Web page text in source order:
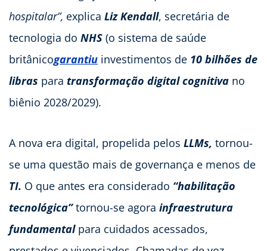
hospitalar”, explica Liz Kendall, secretária de
tecnologia do NHS (o sistema de saúde
britânicogarantiu investimentos de 10 bilhões de
libras para transformação digital cognitiva no
biênio 2028/2029).
A nova era digital, propelida pelos LLMs, tornou-
se uma questão mais de governança e menos de
TI. O que antes era considerado “habilitação
tecnológica”tornou-se agora infraestrutura
fundamentalpara cuidados acessados,